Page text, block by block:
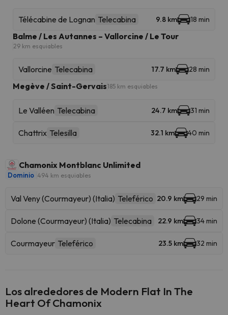
Télécabine de Lognan Telecabina 9.8 km 18 min
Balme / Les Autannes – Vallorcine / Le Tour
29 km esquiables
Vallorcine Telecabina 17.7 km 28 min
Megève / Saint-Gervais185 km esquiables
Le Valléen Telecabina 24.7 km 31 min
Chattrix Telesilla 32.1 km 40 min
Chamonix Montblanc Unlimited
Dominio 494 km esquiables
Val Veny (Courmayeur) (Italia) Teleférico 20.9 km 29 min
Dolone (Courmayeur) (Italia) Telecabina 22.9 km 34 min
Courmayeur Teleférico 23.5 km 32 min
Los alrededores de Modern Flat In The
Heart Of Chamonix